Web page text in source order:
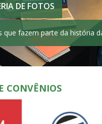
DE FOTOS
que fazem parte da história
CONVÊNIOS